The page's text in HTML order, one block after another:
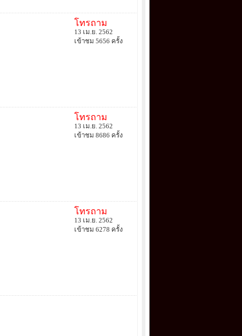
โทรถาม
13 เม.ย. 2562
เข้าชม 5656 ครั้ง
โทรถาม
13 เม.ย. 2562
เข้าชม 8686 ครั้ง
โทรถาม
13 เม.ย. 2562
เข้าชม 6278 ครั้ง